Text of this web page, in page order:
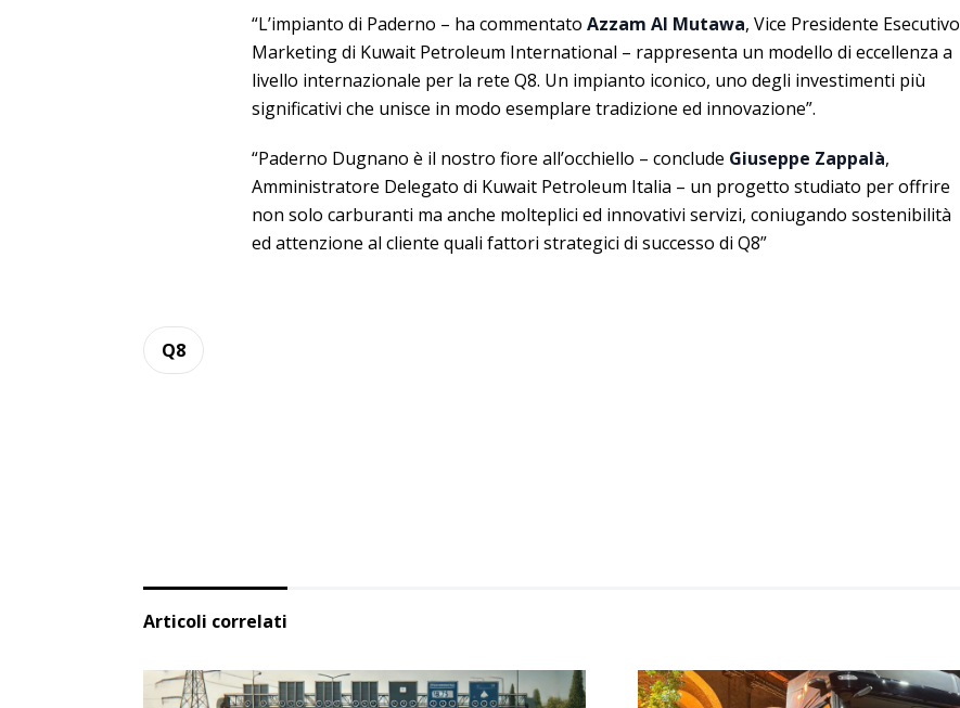
“L’impianto di Paderno – ha commentato Azzam Al Mutawa, Vice Presidente Esecutivo
Marketing di Kuwait Petroleum International – rappresenta un modello di eccellenza a
livello internazionale per la rete Q8. Un impianto iconico, uno degli investimenti più
significativi che unisce in modo esemplare tradizione ed innovazione”.
“Paderno Dugnano è il nostro fiore all’occhiello – conclude Giuseppe Zappalà,
Amministratore Delegato di Kuwait Petroleum Italia – un progetto studiato per offrire
non solo carburanti ma anche molteplici ed innovativi servizi, coniugando sostenibilità
ed attenzione al cliente quali fattori strategici di successo di Q8”
Q8
Articoli correlati